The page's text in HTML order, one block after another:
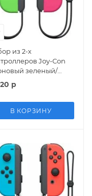
из 2-х
Joy-Con
зеленый/
розовый
(Switch)
р
В КОРЗИНУ